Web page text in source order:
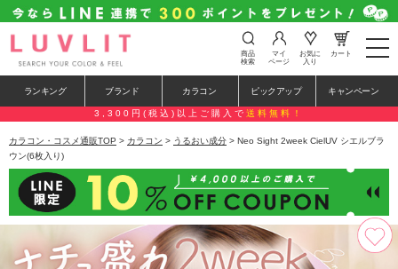
t
o
e
n
a
a
i
o
n
商品
検索
マイ
ページ
お気に
入り
カート
ランキング ブランド カラコン ピックアップ キャンペーン
3,300円(税込)以上ご購入で 送料無料！
カラコン・コスメ通販TOP > カラコン > うるおい成分 > Neo Sight 2week CielUV シエルブラ
ウン(6枚入り)